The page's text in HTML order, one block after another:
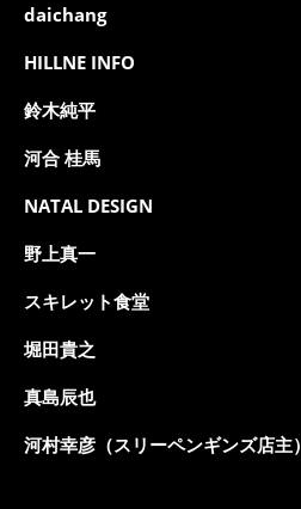
daichang
HILLNE INFO
鈴木純平
河合 桂馬
NATAL DESIGN
野上真一
スキレット食堂
堀田貴之
真島辰也
河村幸彦（スリーペンギンズ店主）